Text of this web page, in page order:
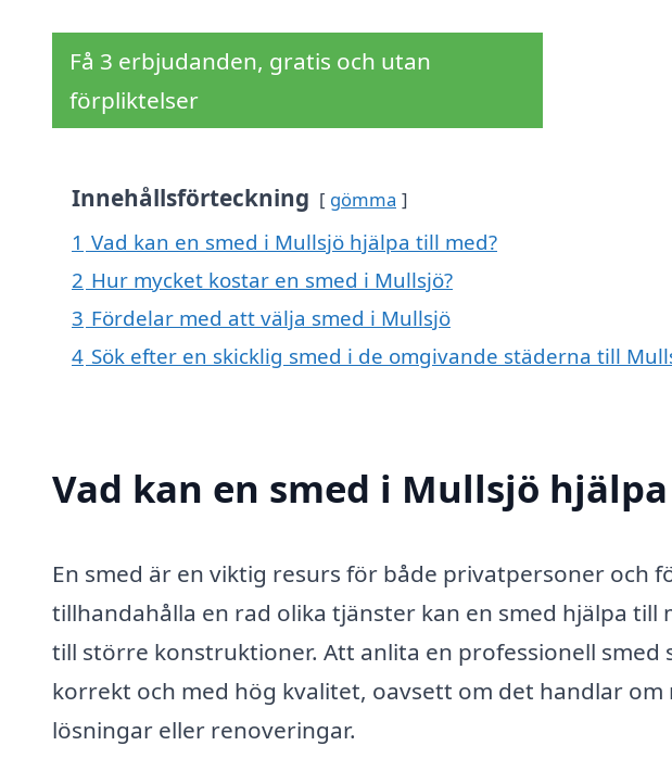
Få 3 erbjudanden, gratis och utan
förpliktelser
Innehållsförteckning gömma
1 Vad kan en smed i Mullsjö hjälpa till med?
2 Hur mycket kostar en smed i Mullsjö?
3 Fördelar med att välja smed i Mullsjö
4 Sök efter en skicklig smed i de omgivande städerna till
Vad kan en smed i Mullsjö
En smed är en viktig resurs för både privatpersoner och
tillhandahålla en rad olika tjänster kan en smed hjälpa
till större konstruktioner. Att anlita en professionell
korrekt och med hög kvalitet, oavsett om det handlar
lösningar eller renoveringar.